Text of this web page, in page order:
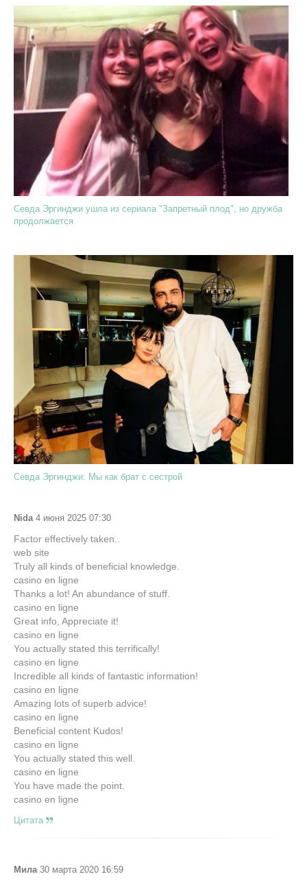
Севда Эргинджи ушла из сериала "Запретный плод", но дружба
продолжается
Севда Эргинджи: Мы как брат с сестрой
Nida4 июня 2025 07:30
Factor effectively taken..
web site
Truly all kinds of beneficial knowledge.
casino en ligne
Thanks a lot! An abundance of stuff.
casino en ligne
Great info, Appreciate it!
casino en ligne
You actually stated this terrifically!
casino en ligne
Incredible all kinds of fantastic information!
casino en ligne
Amazing lots of superb advice!
casino en ligne
Beneficial content Kudos!
casino en ligne
You actually stated this well.
casino en ligne
You have made the point.
casino en ligne
Цитата
Мила30 марта 2020 16:59